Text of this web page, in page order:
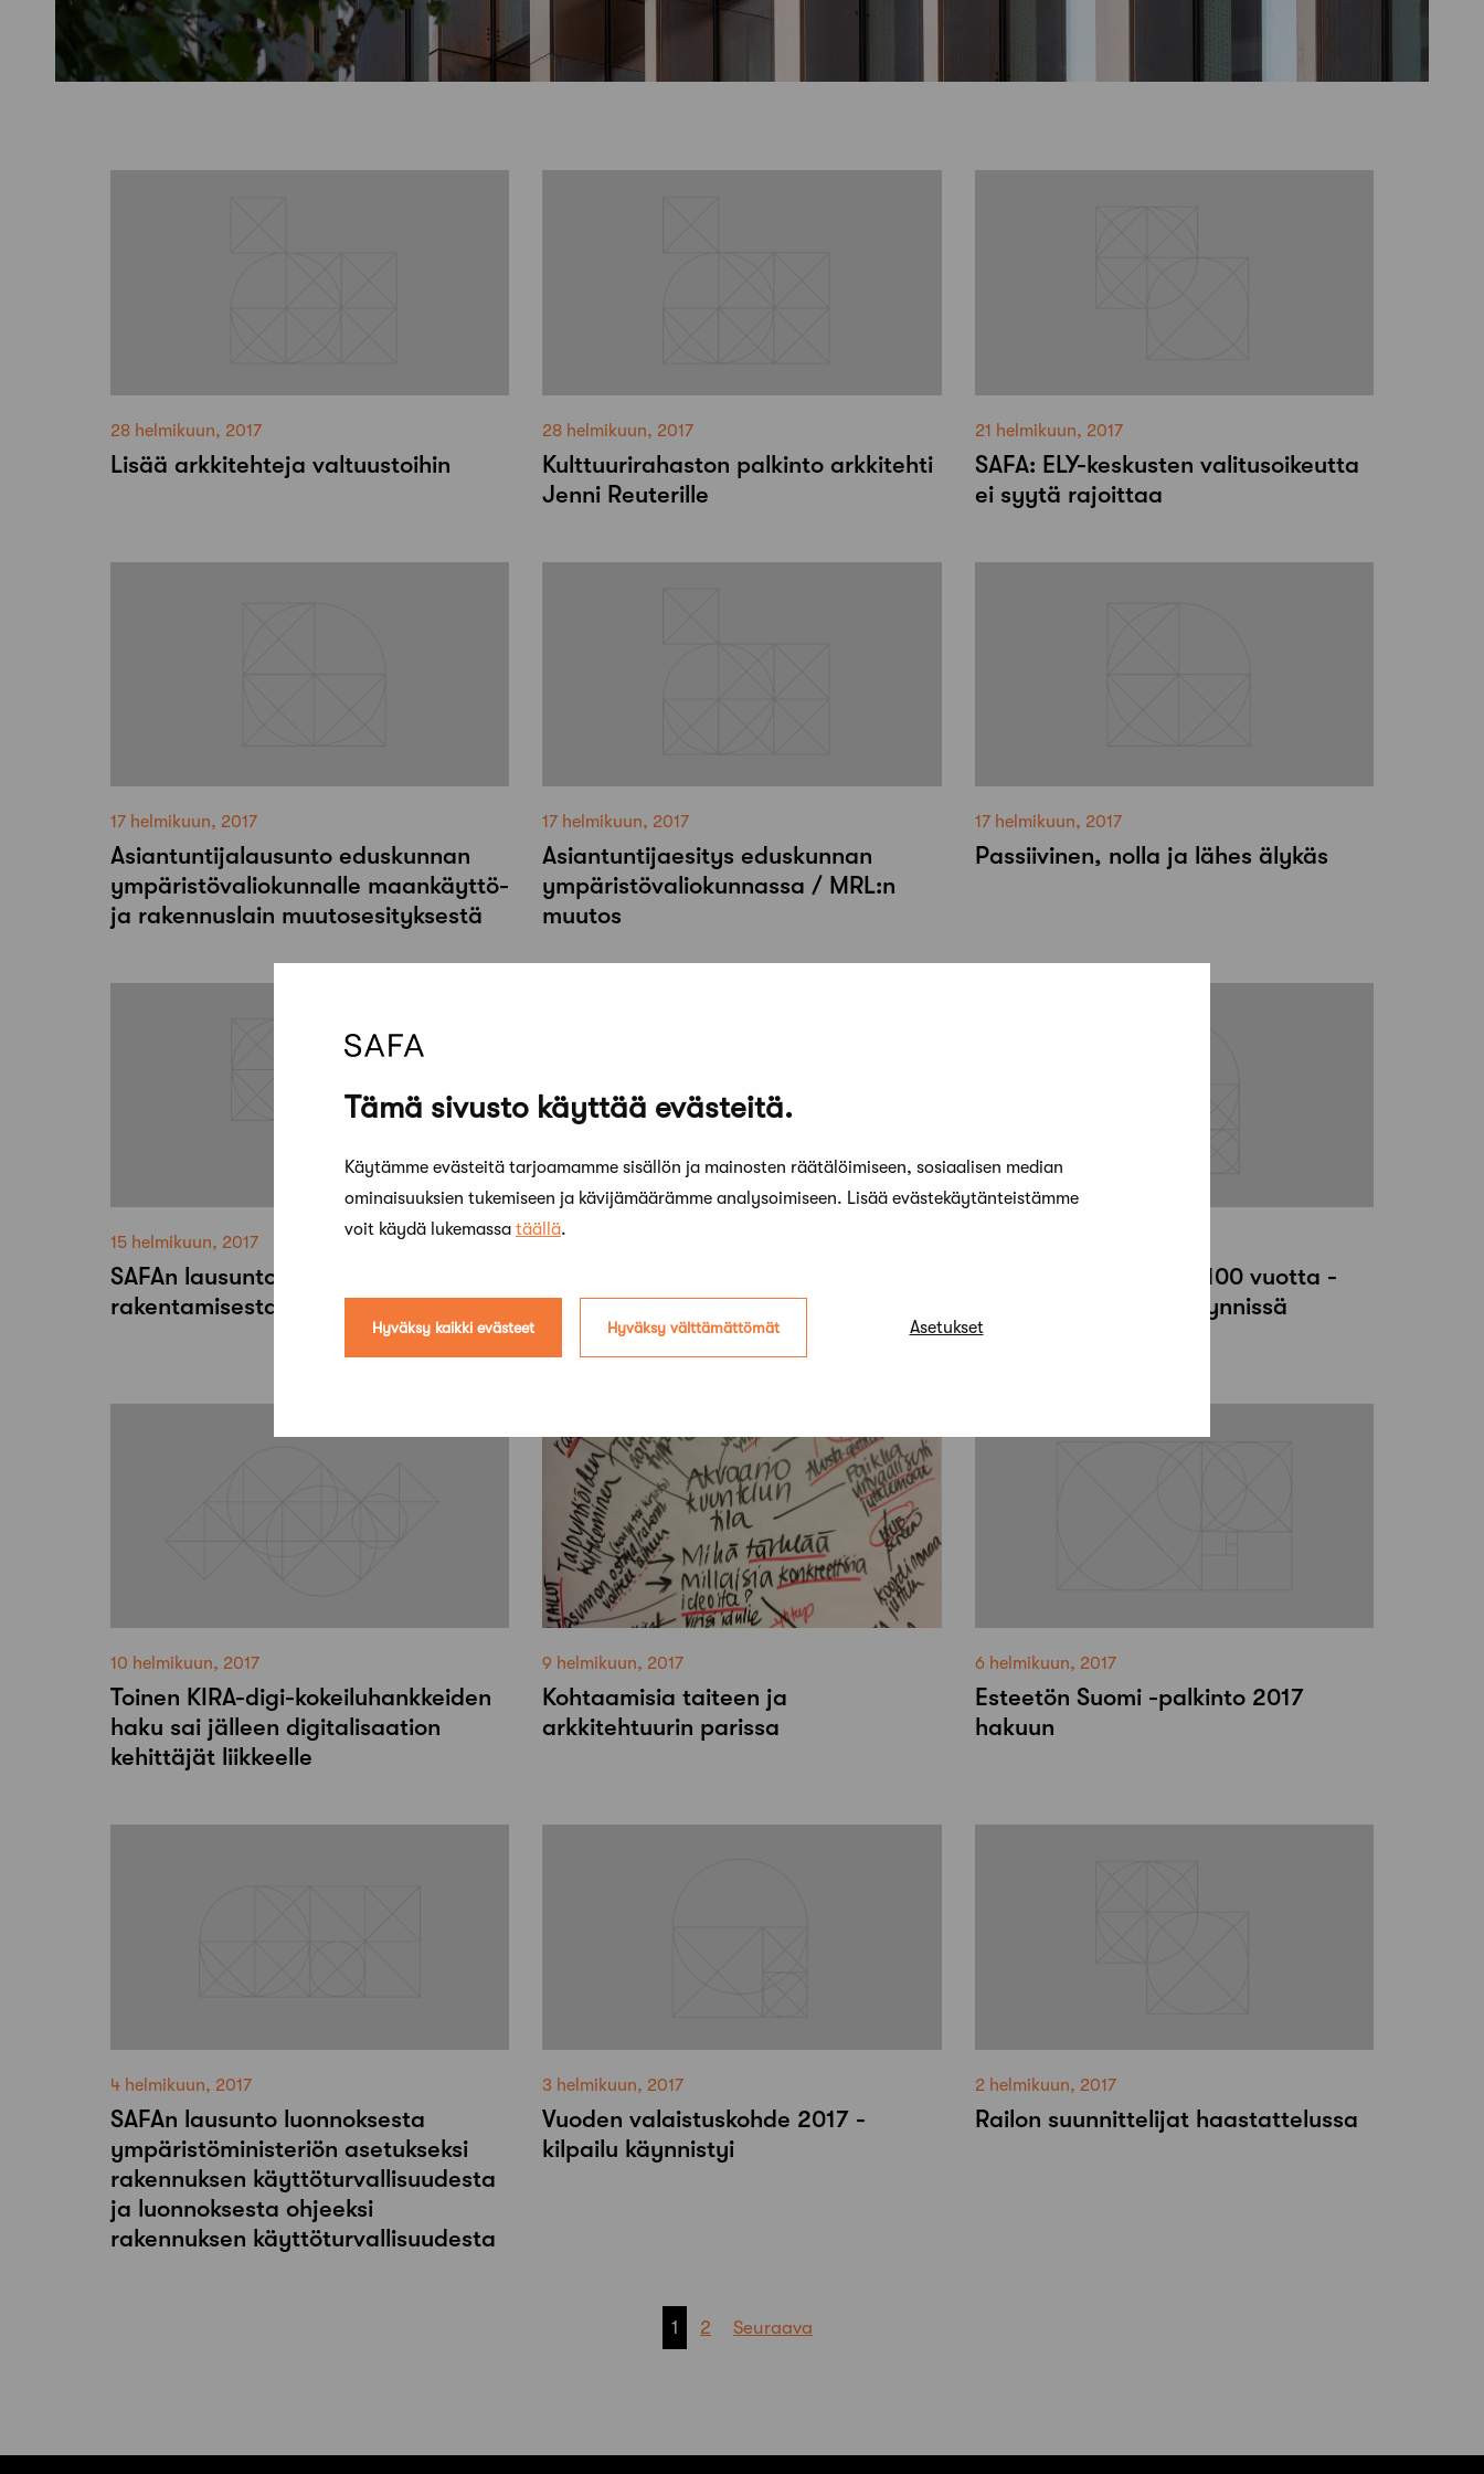
Tämä sivusto käyttää evästeitä.
Käytämme evästeitä tarjoamamme sisällön ja mainosten räätälöimiseen, sosiaalisen median
ominaisuuksien tukemiseen ja kävijämäärämme analysoimiseen. Lisää evästekäytänteistämme
voit käydä lukemassa täällä.
Hyväksy kaikki evästeet Hyväksy välttämättömät Asetukset
28 helmikuun, 2017
Lisää arkkitehteja valtuustoihin
28 helmikuun, 2017
Kulttuurirahaston palkinto arkkitehti
Jenni Reuterille
21 helmikuun, 2017
SAFA: ELY-keskusten valitusoikeutta
ei syytä rajoittaa
17 helmikuun, 2017
Asiantuntijalausunto eduskunnan
ympäristövaliokunnalle maankäyttö-
ja rakennuslain muutosesityksestä
17 helmikuun, 2017
Asiantuntijaesitys eduskunnan
ympäristövaliokunnassa / MRL:n
muutos
17 helmikuun, 2017
Passiivinen, nolla ja lähes älykäs
15 helmikuun, 2017
SAFAn lausunto vihreästä julkisesta
rakentamisesta
14 helmikuun, 2017
asetukseksi rakennuksen
ääniympäristöistä
Rakennusalan Suomi 100 vuotta -
juhlakirjahanke on käynnissä
10 helmikuun, 2017
Toinen KIRA-digi-kokeiluhankkeiden
haku sai jälleen digitalisaation
kehittäjät liikkeelle
9 helmikuun, 2017
Kohtaamisia taiteen ja
arkkitehtuurin parissa
6 helmikuun, 2017
Esteetön Suomi -palkinto 2017
hakuun
4 helmikuun, 2017
SAFAn lausunto luonnoksesta
ympäristöministeriön asetukseksi
rakennuksen käyttöturvallisuudesta
ja luonnoksesta ohjeeksi
rakennuksen käyttöturvallisuudesta
3 helmikuun, 2017
Vuoden valaistuskohde 2017 -
kilpailu käynnistyi
2 helmikuun, 2017
Railon suunnittelijat haastattelussa
1 2 Seuraava